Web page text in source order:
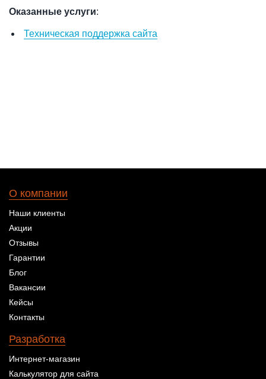
Оказанные услуги:
Техническая поддержка сайта
О компании
Наши клиенты
Акции
Отзывы
Гарантии
Блог
Вакансии
Кейсы
Контакты
Разработка
Интернет-магазин
Калькулятор для сайта